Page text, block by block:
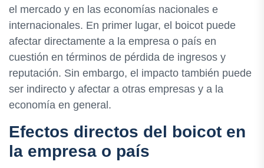
el mercado y en las economías nacionales e
internacionales. En primer lugar, el boicot puede
afectar directamente a la empresa o país en
cuestión en términos de pérdida de ingresos y
reputación. Sin embargo, el impacto también puede
ser indirecto y afectar a otras empresas y a la
economía en general.
Efectos directos del boicot en
la empresa o país